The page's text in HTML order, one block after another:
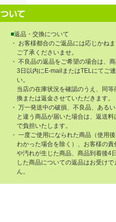
■返品・交換について
・ お客様都合のご返品には応じかねま
ご了承くださいませ。
・ 不良品の返品をご希望の場合は、
3日以内にE-mailまたはTELにてご
い。
当店の在庫状況を確認のうえ、同等
換または返金させていただきます。
・ 万一発送中の破損、不良品、ある
と違う商品が届いた場合は、返送料
で負担いたします。
・ 一度ご使用になられた商品（使用
わかった場合を除く）、お客様の責
や汚れが生じた商品、商品到着後4
した商品についての返品はお受けで
ん。